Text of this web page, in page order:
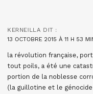
KERNEILLA DIT :
13 OCTOBRE 2015 À 11 H 53
la révolution française,
tout poils, a été une
portion de la noblesse
(la guillotine et le